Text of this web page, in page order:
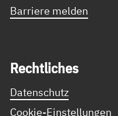
Barriere melden
Recht­li­ches
Datenschutz
Cookie-Einstellungen